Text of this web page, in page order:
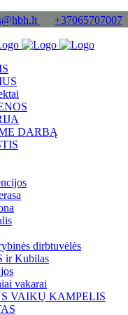
+37065707007
DARBĄ
dirbtuvėlės
ir Kubilas
vakarai
VAIKŲ KAMPELIS